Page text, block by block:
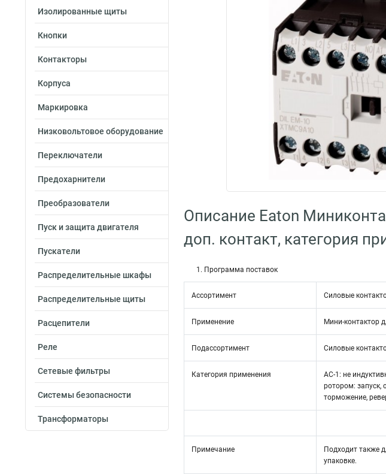
Изолированные щиты
Кнопки
Контакторы
Корпуса
Маркировка
Низковольтовое оборудование
Переключатели
Предохарнители
Преобразователи
Пуск и защита двигателя
Пускатели
Распределительные шкафы
Распределительные щиты
Расцепители
Реле
Сетевые фильтры
Системы безопасности
Трансформаторы
Описание Eaton
доп. контакт, категория
1. Программа поставок
Ассортимент Силовые
Применение Мини-контактор
Подассортимент Силовые
Категория применения
AC-1: не
ротором: запуск,
торможение,
Примечание
Подходит также
упаковке.